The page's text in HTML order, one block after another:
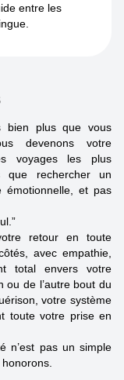
entre les
bien plus que vous
devenons votre
voyages les plus
que rechercher un
émotionnelle, et pas
retour en toute
avec empathie,
total envers votre
ou de l’autre bout du
votre système
toute votre prise en
n’est pas un simple